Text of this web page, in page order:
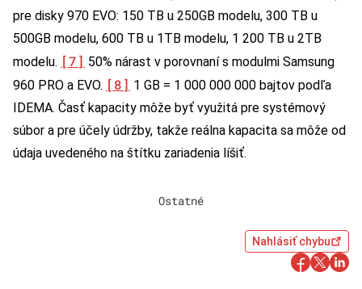
pre disky 970 EVO: 150 TB u 250GB modelu, 300 TB u
500GB modelu, 600 TB u 1TB modelu, 1 200 TB u 2TB
modelu. [7] 50% nárast v porovnaní s modulmi Samsung
960 PRO a EVO. [8] 1 GB = 1 000 000 000 bajtov podľa
IDEMA. Časť kapacity môže byť využitá pre systémový
súbor a pre účely údržby, takže reálna kapacita sa môže od
údaja uvedeného na štítku zariadenia líšiť.
Ostatné
Nahlásiť chybu